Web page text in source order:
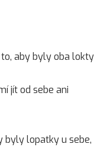
aby byly oba lokty
jít od sebe ani
byly lopatky u sebe,